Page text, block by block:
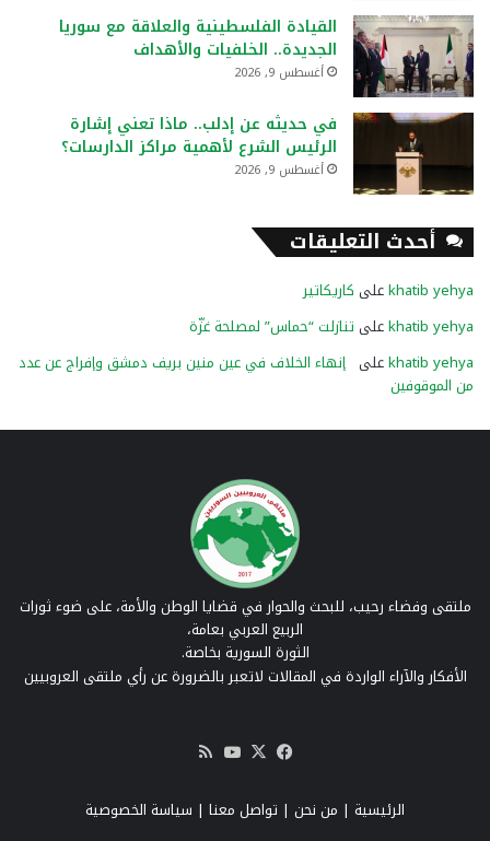
القيادة الفلسطينية والعلاقة مع سوريا
الجديدة.. الخلفيات والأهداف
أغسطس 9, 2026
في حديثه عن إدلب.. ماذا تعني إشارة
الرئيس الشرع لأهمية مراكز الدارسات؟
أغسطس 9, 2026
أحدث التعليقات
khatib yehyaعلى كاريكاتير
khatib yehyaعلى تنازلت “حماس” لمصلحة غزّة
khatib yehyaعلى إنهاء الخلاف في عين منين بريف دمشق وإفراج عن عدد
من الموقوفين
ملتقى وفضاء رحيب، للبحث والحوار في قضايا الوطن والأمة، على ضوء ثورات
الربيع العربي بعامة،
الثورة السورية بخاصة.
الأفكار والآراء الواردة في المقالات لاتعبر بالضرورة عن رأي ملتقى العروبيين
فيسبوك
‫X
‫YouTube
RSS
الرئيسية | من نحن | تواصل معنا | سياسة الخصوصية